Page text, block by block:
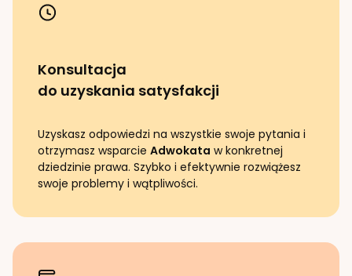
Konsultacja
do uzyskania satysfakcji
Uzyskasz odpowiedzi na wszystkie swoje pytania i
otrzymasz wsparcie Adwokata w konkretnej
dziedzinie prawa. Szybko i efektywnie rozwiążesz
swoje problemy i wątpliwości.